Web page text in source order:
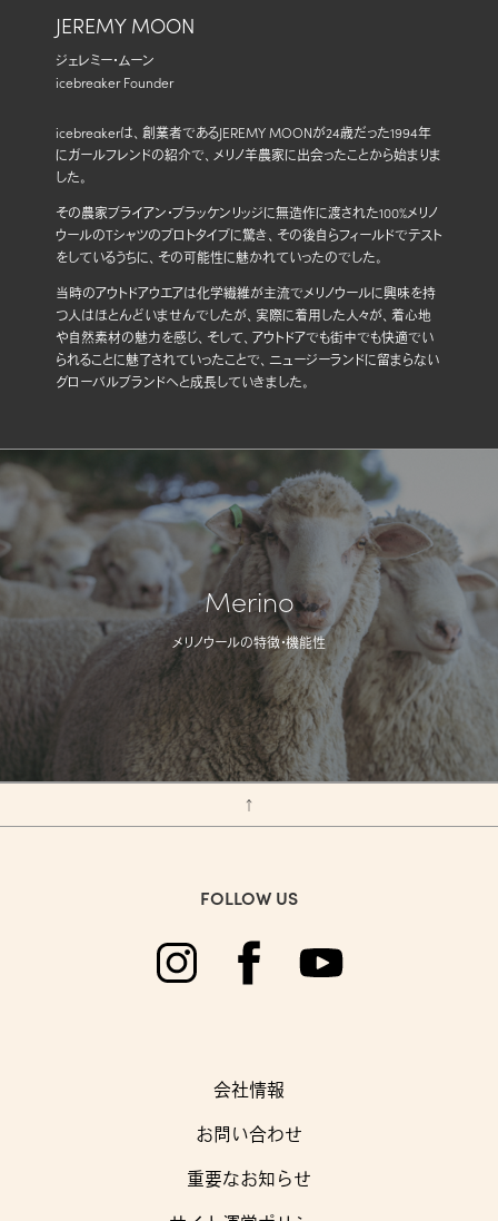
JEREMY MOON
ジェレミー・ムーン
icebreaker Founder
icebreakerは、創業者であるJEREMY MOONが24歳だった1994年
にガールフレンドの紹介で、メリノ羊農家に出会ったことから始まりま
した。
その農家ブライアン・ブラッケンリッジに無造作に渡された100%メリノ
ウールのTシャツのプロトタイプに驚き、その後自らフィールドでテスト
をしているうちに、その可能性に魅かれていったのでした。
当時のアウトドアウエアは化学繊維が主流でメリノウールに興味を持
つ人はほとんどいませんでしたが、実際に着用した人々が、着心地
や自然素材の魅力を感じ、そして、アウトドアでも街中でも快適でい
られることに魅了されていったことで、ニュージーランドに留まらない
グローバルブランドへと成長していきました。
Merino
メリノウールの特徴・機能性
↑
FOLLOW US
会社情報
お問い合わせ
重要なお知らせ